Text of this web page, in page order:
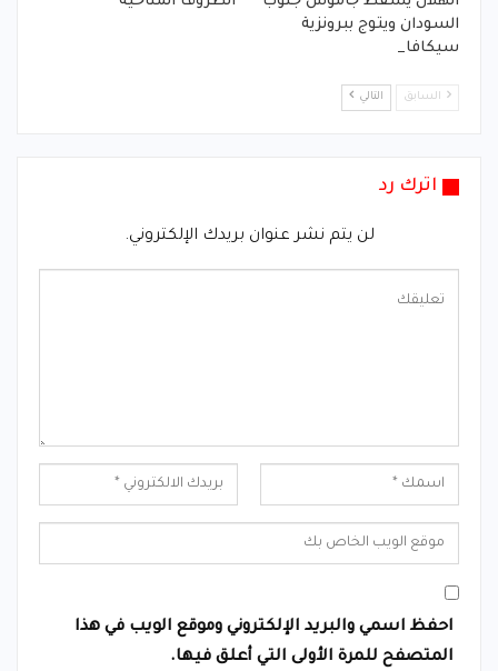
السودان ويتوج ببرونزية
سيكافا_
السابق التالي
اترك رد
لن يتم نشر عنوان بريدك الإلكتروني.
احفظ اسمي والبريد الإلكتروني وموقع الويب في هذا
المتصفح للمرة الأولى التي أعلق فيها.